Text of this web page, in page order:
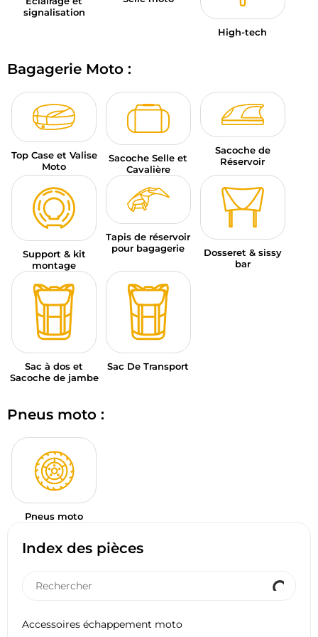
Index des pièces
Accessoires échappement moto
signalisation
High-tech
Bagagerie Moto :
Top Case et Valise
Moto
Sacoche Selle et
Cavalière
Sacoche de
Réservoir
Support & kit
montage
Tapis de réservoir
pour bagagerie
Dosseret & sissy
bar
Sac à dos et
Sacoche de jambe
Sac De Transport
Pneus moto :
Pneus moto